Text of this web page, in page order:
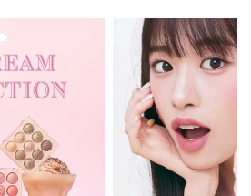
$138.00.$110.00.